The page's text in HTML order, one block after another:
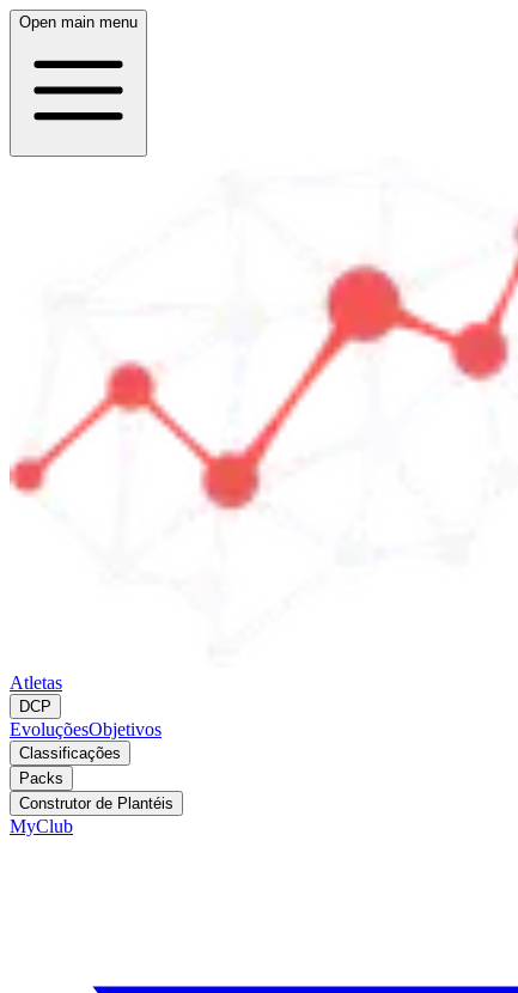
Open main menu
Atletas
DCP
EvoluçõesObjetivos
Classificações
Packs
Construtor de Plantéis
MyClub